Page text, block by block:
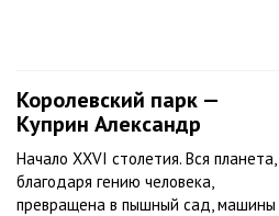
Королевский парк —
Куприн Александр
Начало XXVI столетия. Вся планета,
благодаря гению человека,
превращена в пышный сад, машины